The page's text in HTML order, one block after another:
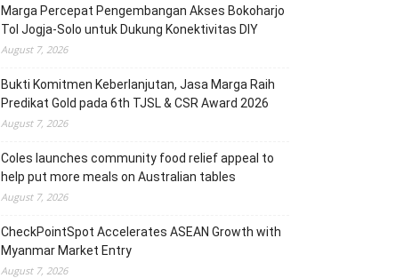
Marga Percepat Pengembangan Akses Bokoharjo
Tol Jogja-Solo untuk Dukung Konektivitas DIY
August 7, 2026
Bukti Komitmen Keberlanjutan, Jasa Marga Raih
Predikat Gold pada 6th TJSL & CSR Award 2026
August 7, 2026
Coles launches community food relief appeal to
help put more meals on Australian tables
August 7, 2026
CheckPointSpot Accelerates ASEAN Growth with
Myanmar Market Entry
August 7, 2026